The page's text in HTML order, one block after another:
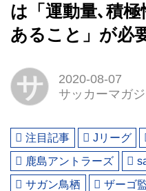
は「運動量､積
あること」が必
サ
2020-08-07
サッカーマガ
注目記事 Jリーグ
鹿島アントラーズ
サガン鳥栖
ザーゴ